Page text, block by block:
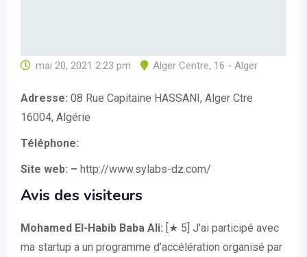
mai 20, 2021 2:23 pm Alger Centre, 16 - Alger
Adresse: 08 Rue Capitaine HASSANI, Alger Ctre
16004, Algérie
Téléphone:
Site web: – http://www.sylabs-dz.com/
Avis des visiteurs
Mohamed El-Habib Baba Ali: [★ 5] J’ai participé avec
ma startup a un programme d’accélération organisé par